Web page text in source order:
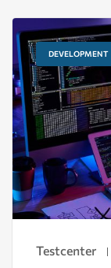
DEVELOPMENT
Testcenter